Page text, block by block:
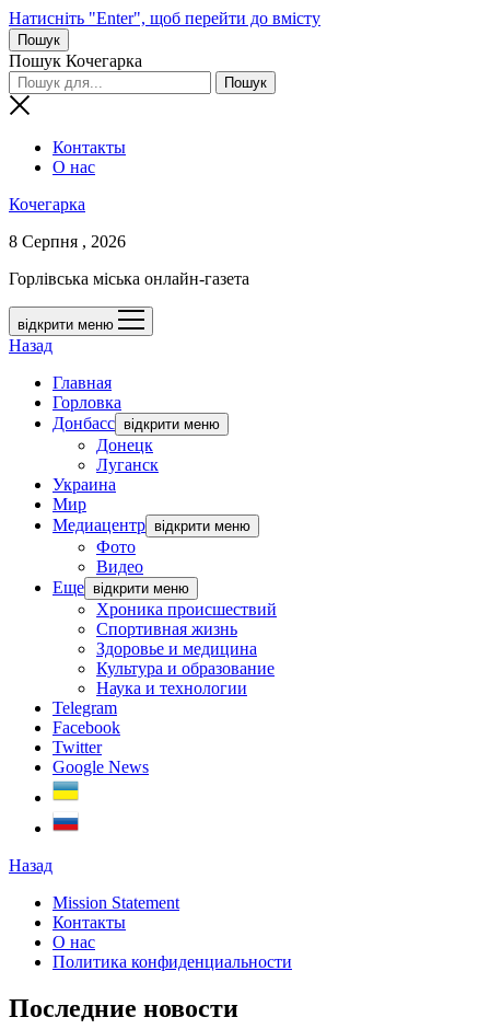
Натисніть "Enter", щоб перейти до вмісту
Пошук
Пошук Кочегарка
Контакты
О нас
Кочегарка
8 Серпня , 2026
Горлівська міська онлайн-газета
відкрити меню
Назад
Главная
Горловка
Донбасс відкрити меню
Донецк
Луганск
Украина
Мир
Медиацентр відкрити меню
Фото
Видео
Еще відкрити меню
Хроника происшествий
Спортивная жизнь
Здоровье и медицина
Культура и образование
Наука и технологии
Telegram
Facebook
Twitter
Google News
Назад
Mission Statement
Контакты
О нас
Политика конфиденциальности
Последние новости